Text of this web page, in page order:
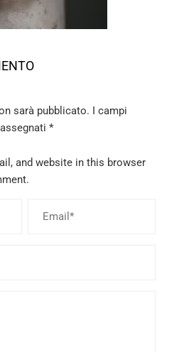
sarà pubblicato. I campi
*
and website in this browser